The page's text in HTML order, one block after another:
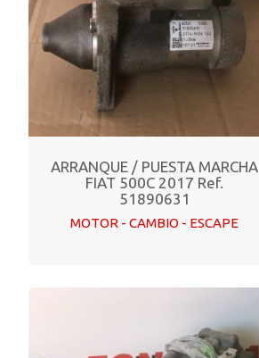
ARRANQUE / PUESTA MARCHA
FIAT 500C 2017 Ref.
51890631
MOTOR - CAMBIO - ESCAPE